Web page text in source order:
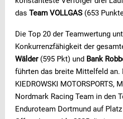
das Team VOLLGAS (653
Die Top 20 der Teamwertung
Konkurrenzfähigkeit der
Wälder(595 Pkt) und Bank
führten das breite Mittelfeld an.
KIEDROWSKI MOTORSPORTS,
Nordmark Racing Team in den
Enduroteam Dortmund auf